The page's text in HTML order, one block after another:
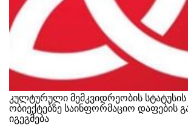
კულტურული მემკვიდრეობის სტატუსის
ობიექტებზე საინფორმაციო დაფების
იგეგმება